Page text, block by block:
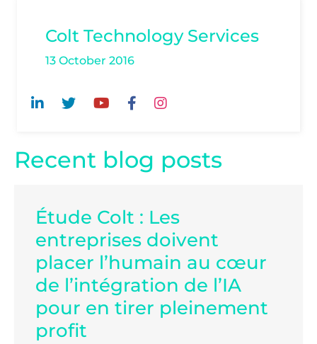
Colt Technology Services
13 October 2016
Recent blog posts
Étude Colt : Les
entreprises doivent
placer l’humain au cœur
de l’intégration de l’IA
pour en tirer pleinement
profit